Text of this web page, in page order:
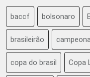
baccf bolsonaro
brasileirão
copa do brasil Copa